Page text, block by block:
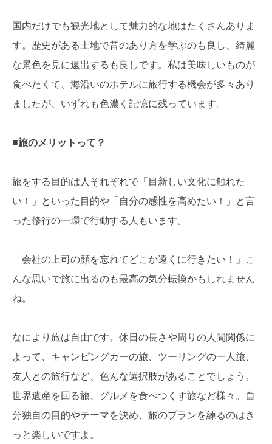
国内だけでも観光地として魅力的な地はたくさんありま
す。歴史がある土地で昔のあり方を学ぶのも良し、綺麗
な景色を見に遠出するも良しです。私は美味しいものが
食べたくて、海沿いのホテルに旅行する機会が多々あり
ましたが、いずれも色濃く記憶に残っています。
■旅のメリットって？
旅をする目的は人それぞれで「目新しい文化に触れた
い！」といった目的や「自分の感性を高めたい！」と言
った修行の一環で行動する人もいます。
「会社の上司の顔を忘れてどこか遠くに行きたい！」こ
んな思いで旅に出るのも最高の気分転換かもしれません
ね。
なにより旅は自由です。休日の長さや周りの人間関係に
よって、キャンピングカーの旅、ツーリングの一人旅、
友人との旅行など、色んな選択肢があることでしょう。
世界遺産を回る旅、グルメを食べつくす旅など様々。自
分独自の目的やテーマを決め、旅のプランを練るのはき
っと楽しいですよ。